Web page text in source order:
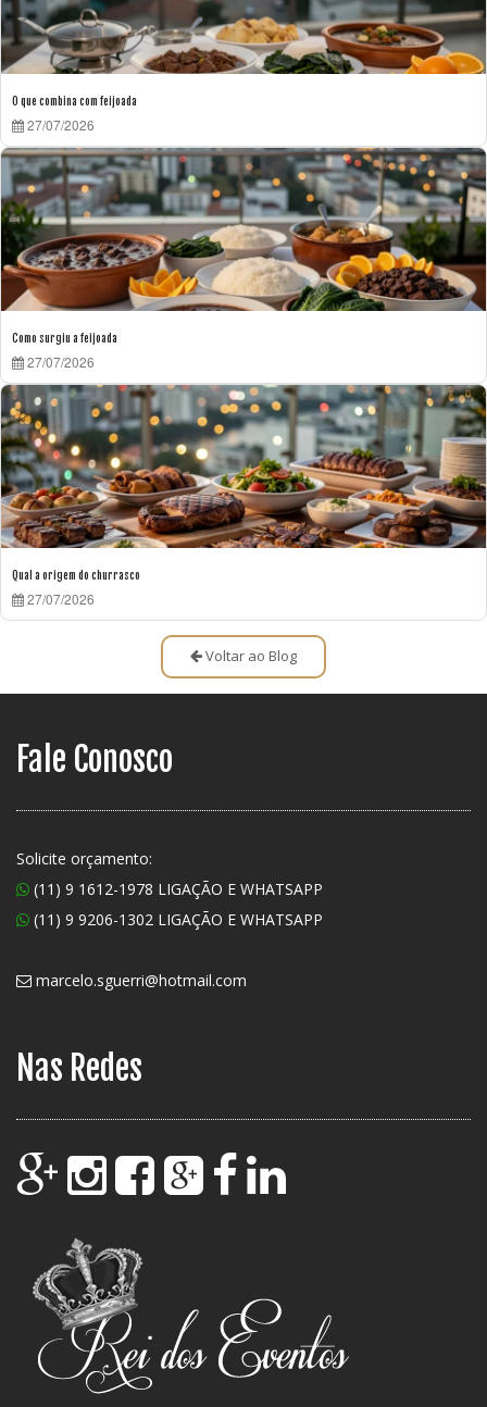
O que combina com feijoada
27/07/2026
Como surgiu a feijoada
27/07/2026
Qual a origem do churrasco
27/07/2026
Voltar ao Blog
Fale Conosco
Solicite orçamento:
(11) 9 1612-1978 LIGAÇÃO E WHATSAPP
(11) 9 9206-1302 LIGAÇÃO E WHATSAPP
marcelo.sguerri@hotmail.com
Nas Redes